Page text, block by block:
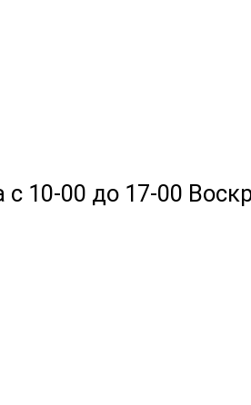
10-00 до 17-00